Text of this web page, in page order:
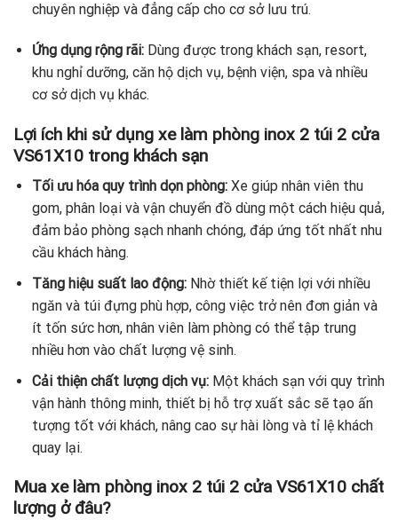
chuyên nghiệp và đẳng cấp cho cơ sở lưu trú.
Ứng dụng rộng rãi:Dùng được trong khách sạn, resort,
khu nghỉ dưỡng, căn hộ dịch vụ, bệnh viện, spa và nhiều
cơ sở dịch vụ khác.
Lợi ích khi sử dụng xe làm phòng inox 2 túi 2 cửa
VS61X10 trong khách sạn
Tối ưu hóa quy trình dọn phòng:Xe giúp nhân viên thu
gom, phân loại và vận chuyển đồ dùng một cách hiệu quả,
đảm bảo phòng sạch nhanh chóng, đáp ứng tốt nhất nhu
cầu khách hàng.
Tăng hiệu suất lao động:Nhờ thiết kế tiện lợi với nhiều
ngăn và túi đựng phù hợp, công việc trở nên đơn giản và
ít tốn sức hơn, nhân viên làm phòng có thể tập trung
nhiều hơn vào chất lượng vệ sinh.
Cải thiện chất lượng dịch vụ:Một khách sạn với quy trình
vận hành thông minh, thiết bị hỗ trợ xuất sắc sẽ tạo ấn
tượng tốt với khách, nâng cao sự hài lòng và tỉ lệ khách
quay lại.
Mua xe làm phòng inox 2 túi 2 cửa VS61X10 chất
lượng ở đâu?